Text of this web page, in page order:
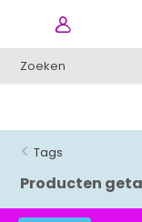
Tags
Producten